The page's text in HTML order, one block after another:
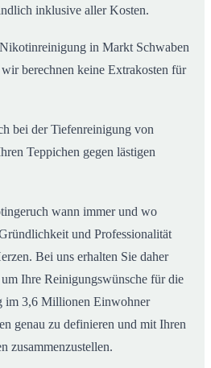
inklusive aller Kosten.
in Markt Schwaben
berechnen keine Extrakosten für
bei der Tiefenreinigung von
Teppichen gegen lästigen
wann immer und wo
und Professionalität
Bei uns erhalten Sie daher
Ihre Reinigungswünsche für die
im 3,6 Millionen Einwohner
genau zu definieren und mit Ihren
zusammenzustellen.